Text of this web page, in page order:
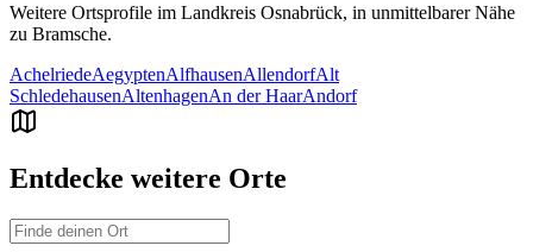
Weitere Ortsprofile im Landkreis Osnabrück, in unmittelbarer Nähe
zu Bramsche.
AchelriedeAegyptenAlfhausenAllendorfAlt
SchledehausenAltenhagenAn der HaarAndorf
Entdecke weitere Orte